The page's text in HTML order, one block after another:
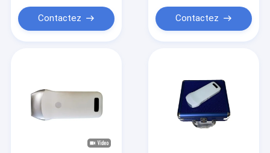
Maison
Contactez Contactez